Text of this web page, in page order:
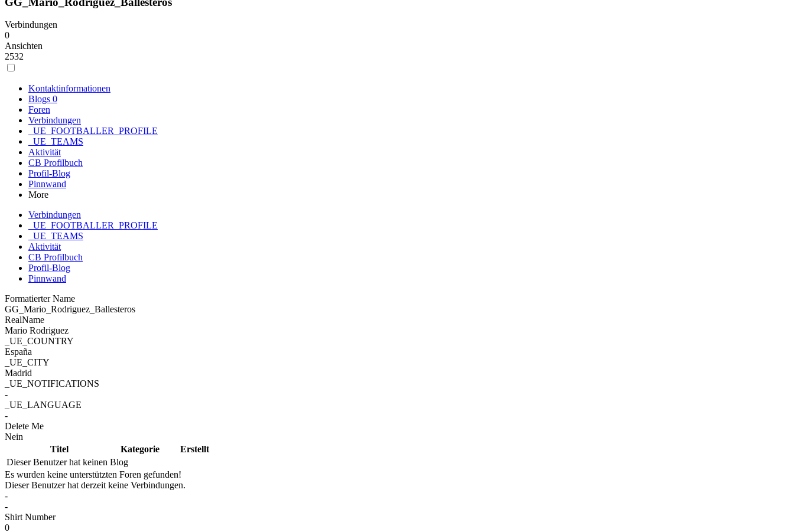
Verbindungen
0
Ansichten
2532
Kontaktinformationen
Blogs 0
Foren
Verbindungen
_UE_FOOTBALLER_PROFILE
_UE_TEAMS
Aktivität
CB Profilbuch
Profil-Blog
Pinnwand
More
Verbindungen
_UE_FOOTBALLER_PROFILE
_UE_TEAMS
Aktivität
CB Profilbuch
Profil-Blog
Pinnwand
Formatierter Name
GG_Mario_Rodriguez_Ballesteros
RealName
Mario Rodriguez
_UE_COUNTRY
España
_UE_CITY
Madrid
_UE_NOTIFICATIONS
-
_UE_LANGUAGE
-
Delete Me
Nein
Titel
Kategorie
Erstellt
Dieser Benutzer hat keinen Blog
Es wurden keine unterstützten Foren gefunden!
Dieser Benutzer hat derzeit keine Verbindungen.
-
-
Shirt Number
0